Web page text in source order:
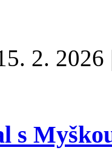
2. 2026
s